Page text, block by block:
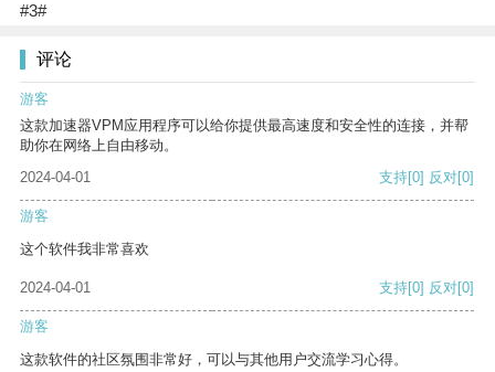
#3#
评论
游客
这款加速器VPM应用程序可以给你提供最高速度和安全性的连接，并帮
助你在网络上自由移动。
2024-04-01
支持[0] 反对[0]
游客
这个软件我非常喜欢
2024-04-01 支持[0] 反对[0]
游客
这款软件的社区氛围非常好，可以与其他用户交流学习心得。